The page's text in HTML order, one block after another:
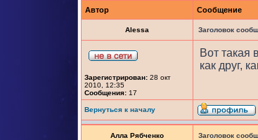
Автор Сообщение
Alessa Заголовок
Зарегистрирован: 28 окт
2010, 12:35
Сообщения: 17
Вот такая
как друг,
Вернуться к началу
Алла Рябченко Заголовок